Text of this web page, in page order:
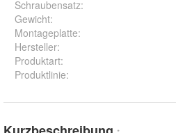
Schraubensatz:
Gewicht:
Montageplatte:
Hersteller:
Produktart:
Produktlinie: